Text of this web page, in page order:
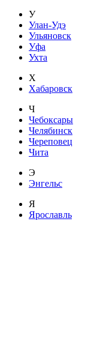
У
Улан-Удэ
Ульяновск
Уфа
Ухта
Х
Хабаровск
Ч
Чебоксары
Челябинск
Череповец
Чита
Э
Энгельс
Я
Ярославль